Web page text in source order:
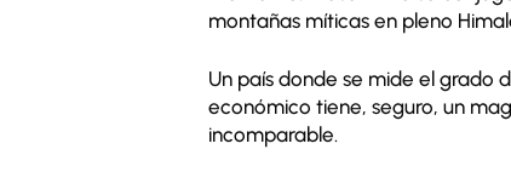
montañas míticas en pleno
Un país donde se mide el grado
económico tiene, seguro, un
incomparable.